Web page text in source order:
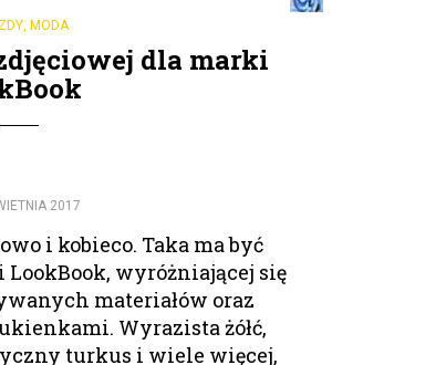
, MODA
dla marki
2017
i kobieco. Taka ma być
wyróżniającej się
materiałów oraz
Wyrazista żółć,
turkus i wiele więcej,